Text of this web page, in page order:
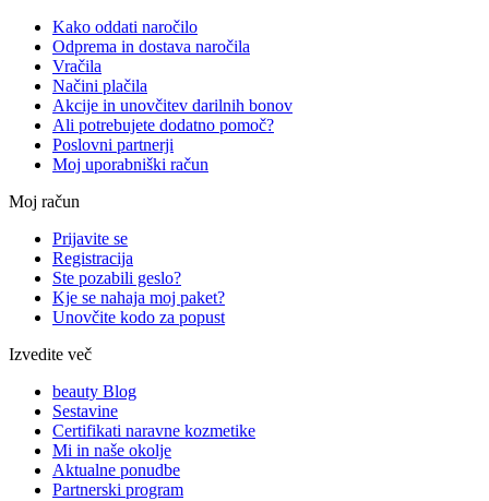
Kako oddati naročilo
Odprema in dostava naročila
Vračila
Načini plačila
Akcije in unovčitev darilnih bonov
Ali potrebujete dodatno pomoč?
Poslovni partnerji
Moj uporabniški račun
Moj račun
Prijavite se
Registracija
Ste pozabili geslo?
Kje se nahaja moj paket?
Unovčite kodo za popust
Izvedite več
beauty Blog
Sestavine
Certifikati naravne kozmetike
Mi in naše okolje
Aktualne ponudbe
Partnerski program